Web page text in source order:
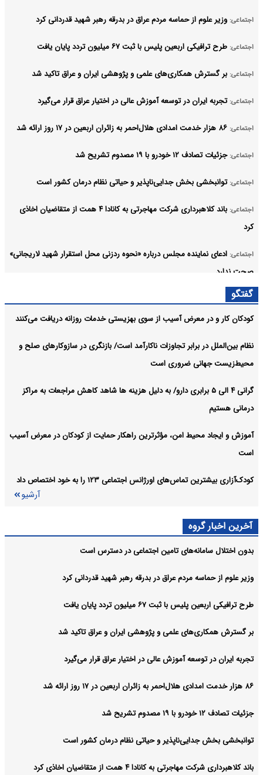
اجتماعی: وزیر علوم از حماسه مردم عراق در بدرقه رهبر شهید قدردانی کرد
اجتماعی: طرح ترافیکی اربعین پلیس با ثبت ۶۷ میلیون تردد پایان یافت
اجتماعی: بر گسترش همکاری‌های علمی و پژوهشی ایران و عراق تاکید شد
اجتماعی: تجربه ایران در توسعه آموزش عالی در اختیار عراق قرار می‌گیرد
اجتماعی: ۸۶ هزار خدمت امدادی هلال‌احمر به زائران اربعین در ۱۷ روز ارائه شد
اجتماعی: جزئیات تصادف ۱۲ خودرو با ۱۹ مصدوم تشریح شد
اجتماعی: توانبخشی بخش جدایی‌ناپذیر و حیاتی نظام درمان کشور است
اجتماعی:
باند کلاهبرداری شرکت مهاجرتی به کانادا ۴ همت از متقاضیان اخاذی
کرد
اجتماعی: ادعای نماینده مجلس درباره «نحوه ردزنی محل استقرار شهید لاریجانی»
صحت ندارد
گفتگو
کودکان کار و در معرض آسیب از سوی بهزیستی خدمات روزانه دریافت می‌کنند
نظام بین‌الملل در برابر تجاوزات ناکارآمد است/ بازنگری در سازوکارهای صلح و
محیط‌زیست جهانی ضروری است
گرانی ۴ الی ۵ برابری دارو/ به دلیل هزینه ها شاهد کاهش مراجعات به مراکز
درمانی هستیم
آموزش و ایجاد محیط امن، مؤثرترین راهکار حمایت از کودکان در معرض آسیب
است
کودک‌آزاری بیشترین تماس‌های اورژانس اجتماعی ۱۲۳ را به خود اختصاص داد
آرشیو
آخرین اخبار گروه
بدون اختلال سامانه‌های تامین اجتماعی در دسترس است
وزیر علوم از حماسه مردم عراق در بدرقه رهبر شهید قدردانی کرد
طرح ترافیکی اربعین پلیس با ثبت ۶۷ میلیون تردد پایان یافت
بر گسترش همکاری‌های علمی و پژوهشی ایران و عراق تاکید شد
تجربه ایران در توسعه آموزش عالی در اختیار عراق قرار می‌گیرد
۸۶ هزار خدمت امدادی هلال‌احمر به زائران اربعین در ۱۷ روز ارائه شد
جزئیات تصادف ۱۲ خودرو با ۱۹ مصدوم تشریح شد
توانبخشی بخش جدایی‌ناپذیر و حیاتی نظام درمان کشور است
باند کلاهبرداری شرکت مهاجرتی به کانادا ۴ همت از متقاضیان اخاذی کرد